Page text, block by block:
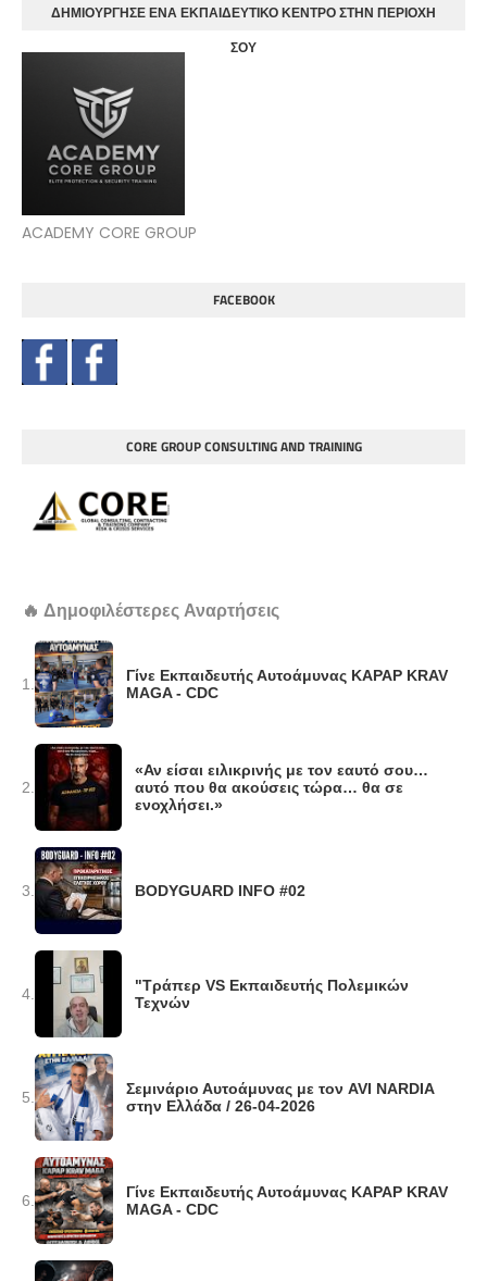
ΔΗΜΙΟΥΡΓΗΣΕ ΕΝΑ ΕΚΠΑΙΔΕΥΤΙΚΟ ΚΕΝΤΡΟ ΣΤΗΝ ΠΕΡΙΟΧΗ
ΣΟΥ
ACADEMY CORE GROUP
FACEBOOK
CORE GROUP CONSULTING AND TRAINING
🔥 Δημοφιλέστερες Αναρτήσεις
1.
Γίνε Εκπαιδευτής Αυτοάμυνας KAPAP KRAV
MAGA - CDC
2.
«Αν είσαι ειλικρινής με τον εαυτό σου…
αυτό που θα ακούσεις τώρα… θα σε
ενοχλήσει.»
3. BODYGUARD INFO #02
4.
"Τράπερ VS Εκπαιδευτής Πολεμικών
Τεχνών
5.
Σεμινάριο Αυτοάμυνας με τον AVI NARDIA
στην Ελλάδα / 26-04-2026
6.
Γίνε Εκπαιδευτής Αυτοάμυνας KAPAP KRAV
MAGA - CDC